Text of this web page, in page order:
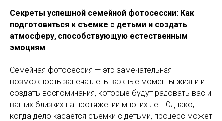
Секреты успешной семейной фотосессии: Как
подготовиться к съемке с детьми и создать
атмосферу, способствующую естественным
эмоциям
Семейная фотосессия — это замечательная
возможность запечатлеть важные моменты жизни и
создать воспоминания, которые будут радовать вас и
ваших близких на протяжении многих лет. Однако,
когда дело касается съемки с детьми, процесс может